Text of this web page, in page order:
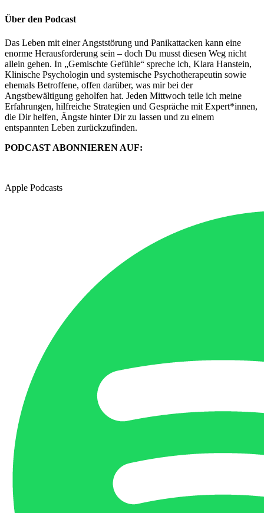
Über den Podcast
Das Leben mit einer Angststörung und Panikattacken kann eine
enorme Herausforderung sein – doch Du musst diesen Weg nicht
allein gehen. In „Gemischte Gefühle“ spreche ich, Klara Hanstein,
Klinische Psychologin und systemische Psychotherapeutin sowie
ehemals Betroffene, offen darüber, was mir bei der
Angstbewältigung geholfen hat. Jeden Mittwoch teile ich meine
Erfahrungen, hilfreiche Strategien und Gespräche mit Expert*innen,
die Dir helfen, Ängste hinter Dir zu lassen und zu einem
entspannten Leben zurückzufinden.
PODCAST ABONNIEREN AUF:
Apple Podcasts